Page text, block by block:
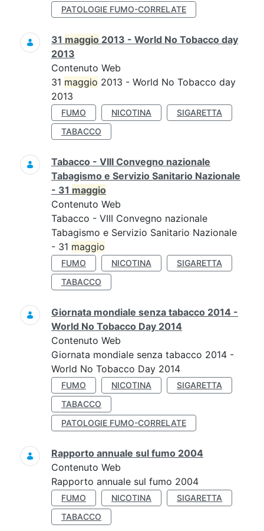
PATOLOGIE FUMO-CORRELATE
31 maggio 2013 - World No Tobacco day
2013
Contenuto Web
31 maggio 2013 - World No Tobacco day
2013
FUMO NICOTINA
SIGARETTA
TABACCO
Tabacco - VIII Convegno nazionale
Tabagismo e Servizio Sanitario Nazionale
- 31 maggio
Contenuto Web
Tabacco - VIII Convegno nazionale
Tabagismo e Servizio Sanitario Nazionale
- 31 maggio
FUMO NICOTINA
SIGARETTA
TABACCO
Giornata mondiale senza tabacco 2014 -
World No Tobacco Day 2014
Contenuto Web
Giornata mondiale senza tabacco 2014 -
World No Tobacco Day 2014
FUMO NICOTINA
SIGARETTA
TABACCO
PATOLOGIE FUMO-CORRELATE
Rapporto annuale sul fumo 2004
Contenuto Web
Rapporto annuale sul fumo 2004
FUMO NICOTINA
SIGARETTA
TABACCO